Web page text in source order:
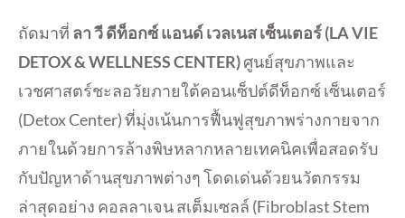
ถัดมาที่ ลา วี ดีท็อกซ์ แอนด์ เวลเนส เซ็นเตอร์(LA VIE
DETOX & WELLNESS CENTER)ศูนย์สุขภาพและ
เวชศาสตร์ชะลอวัยภายใต้คอนเซ็ปต์ดีท็อกซ์ เซ็นเตอร์
(Detox Center) ที่มุ่งเน้นการฟื้นฟูสุขภาพร่างกายจาก
ภายในด้วยการล้างพิษหลากหลายเทคนิคเพื่อสอดรับ
กับปัญหาด้านสุขภาพต่างๆ โดดเด่นด้วยนวัตกรรม
ล่าสุดอย่าง คอลลาเจน สเต็มเซลล์ (Fibroblast Stem